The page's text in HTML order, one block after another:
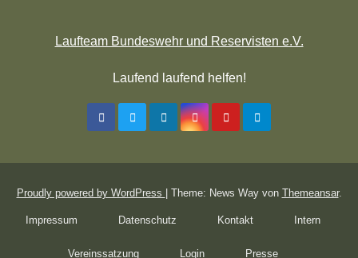
Laufteam Bundeswehr und Reservisten e.V.
Laufend laufend helfen!
Proudly powered by WordPress Theme: News Way von Themeansar.
Impressum Datenschutz Kontakt Intern
Vereinssatzung Login Presse